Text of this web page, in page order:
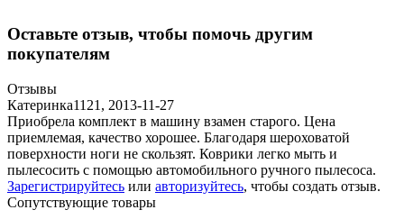
Оставьте отзыв, чтобы помочь другим
покупателям
Отзывы
Катеринка1121 , 2013-11-27
Приобрела комплект в машину взамен старого. Цена
приемлемая, качество хорошее. Благодаря шероховатой
поверхности ноги не скользят. Коврики легко мыть и
пылесосить с помощью автомобильного ручного пылесоса.
Зарегистрируйтесь или авторизуйтесь, чтобы создать отзыв.
Сопутствующие товары